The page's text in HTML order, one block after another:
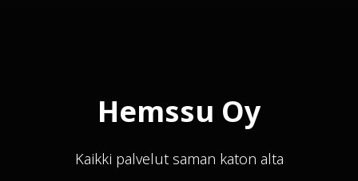
Hemssu Oy
Kaikki palvelut saman katon alta